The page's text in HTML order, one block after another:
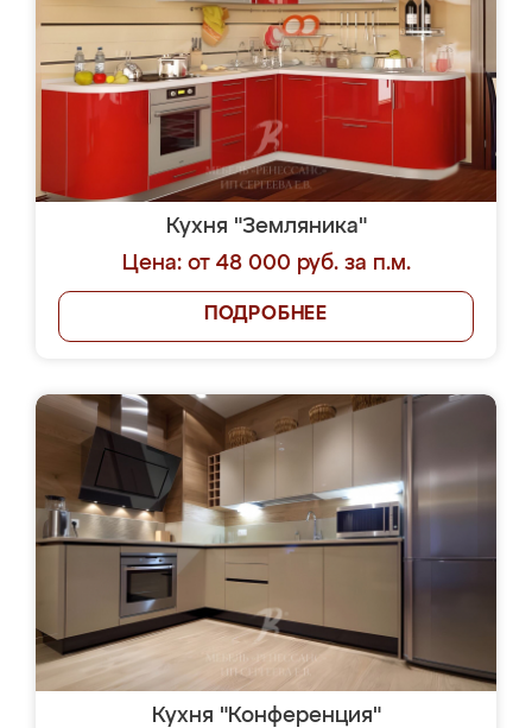
Кухня "Земляника"
Цена: от 48 000 руб. за п.м.
ПОДРОБНЕЕ
Кухня "Конференция"